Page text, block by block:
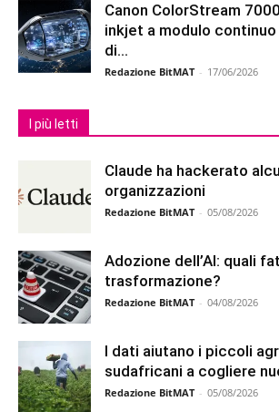
Canon ColorStream
inkjet a modulo
di...
Redazione BitMAT - 17/06/2026
I più letti
Claude ha hackerato
organizzazioni
Redazione BitMAT - 05/08/2026
Adozione dell’AI: quali
trasformazione?
Redazione BitMAT - 04/08/2026
I dati aiutano i piccoli
sudafricani a cogliere
Redazione BitMAT - 05/08/2026